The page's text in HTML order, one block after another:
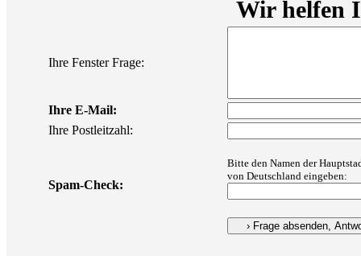
Wir helfen
Ihre Fenster Frage:
Ihre E-Mail:
Ihre Postleitzahl:
Spam-Check:
Bitte den Namen der
von Deutschland eingeben: